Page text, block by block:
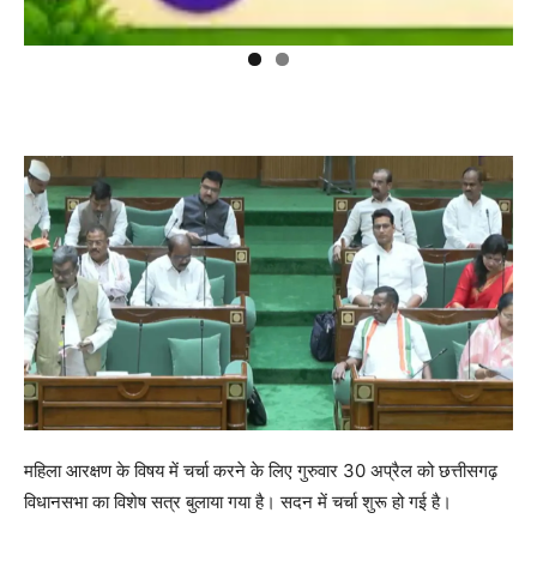
महिला आरक्षण के विषय में चर्चा करने के लिए गुरुवार 30 अप्रैल को छत्तीसगढ़
विधानसभा का विशेष सत्र बुलाया गया है। सदन में चर्चा शुरू हो गई है।